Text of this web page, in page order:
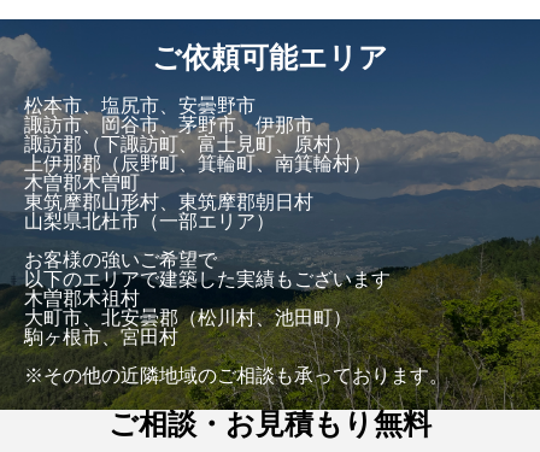
ご依頼可能エリア
松本市、塩尻市、安曇野市
諏訪市、岡谷市、茅野市、伊那市
諏訪郡（下諏訪町、富士見町、原村）
上伊那郡（辰野町、箕輪町、南箕輪村）
木曽郡木曽町
東筑摩郡山形村、東筑摩郡朝日村
山梨県北杜市（一部エリア）
お客様の強いご希望で
以下のエリアで建築した実績もございます
木曽郡木祖村
大町市、北安曇郡（松川村、池田町）
駒ヶ根市、宮田村
※その他の近隣地域のご相談も承っております。
ご相談・お見積もり無料